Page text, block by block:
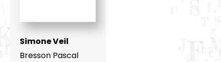
Simone Veil
Bresson Pascal